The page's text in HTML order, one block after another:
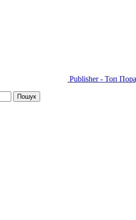
Publisher - Топ